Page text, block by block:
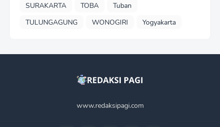
SURAKARTA
TOBA
Tuban
TULUNGAGUNG
WONOGIRI Yogyakarta
www.redaksipagi.com